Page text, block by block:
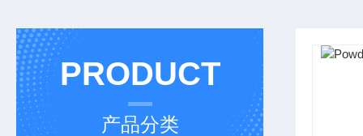
PRODUCT
产品分类